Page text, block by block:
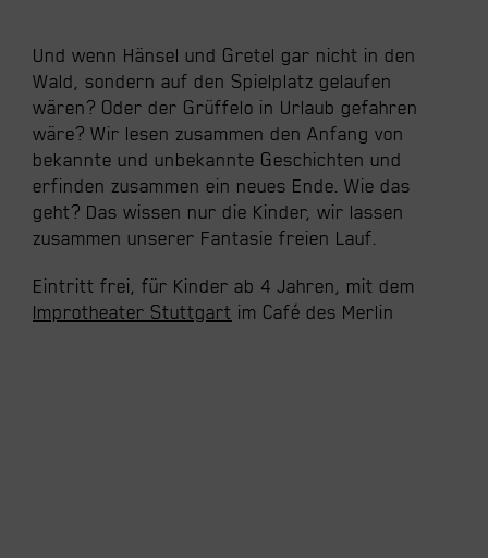
Und wenn Hänsel und Gretel gar nicht in den
Wald, sondern auf den Spielplatz gelaufen
wären? Oder der Grüffelo in Urlaub gefahren
wäre? Wir lesen zusammen den Anfang von
bekannte und unbekannte Geschichten und
erfinden zusammen ein neues Ende. Wie das
geht? Das wissen nur die Kinder, wir lassen
zusammen unserer Fantasie freien Lauf.
Eintritt frei, für Kinder ab 4 Jahren, mit dem
Improtheater Stuttgart im Café des Merlin